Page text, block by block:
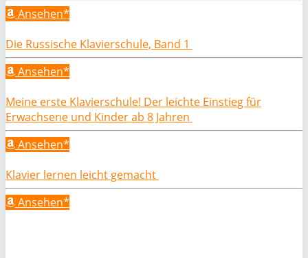
Ansehen*
Die Russische Klavierschule, Band 1
Ansehen*
Meine erste Klavierschule! Der leichte Einstieg für
Erwachsene und Kinder ab 8 Jahren
Ansehen*
Klavier lernen leicht gemacht
Ansehen*